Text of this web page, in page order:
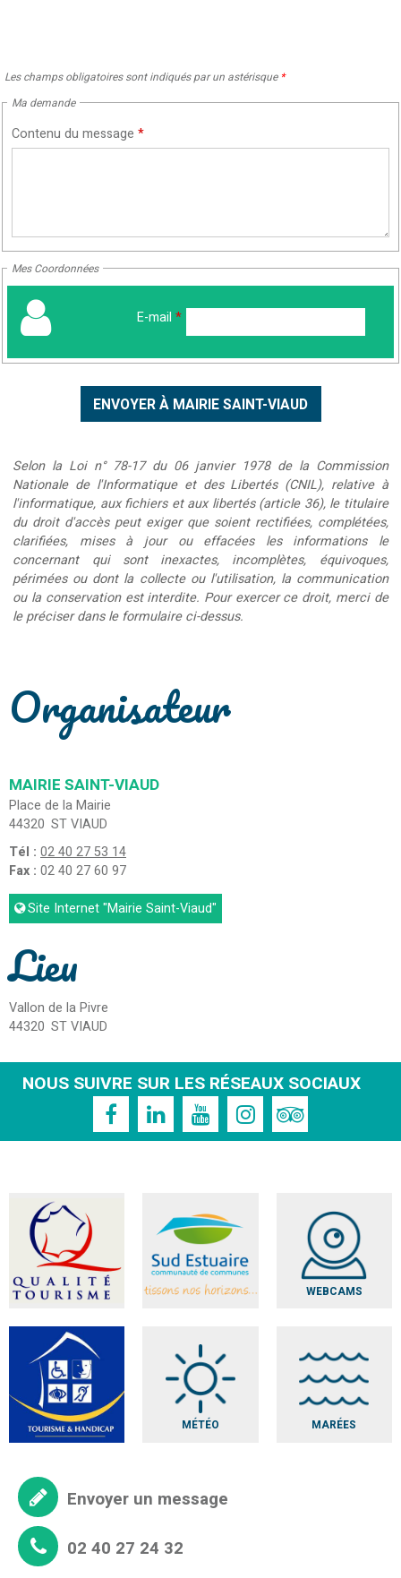
Les champs obligatoires sont indiqués par un astérisque *
Ma demande
Contenu du message *
Mes Coordonnées
E-mail *
Selon la Loi n° 78-17 du 06 janvier 1978 de la Commission
Nationale de l'Informatique et des Libertés (CNIL), relative à
l'informatique, aux fichiers et aux libertés (article 36), le titulaire
du droit d'accès peut exiger que soient rectifiées, complétées,
clarifiées, mises à jour ou effacées les informations le
concernant qui sont inexactes, incomplètes, équivoques,
périmées ou dont la collecte ou l'utilisation, la communication
ou la conservation est interdite. Pour exercer ce droit, merci de
le préciser dans le formulaire ci-dessus.
Organisateur
MAIRIE SAINT-VIAUD
Place de la Mairie
44320 ST VIAUD
Tél : 02 40 27 53 14
Fax : 02 40 27 60 97
Site Internet"Mairie Saint-Viaud"
Lieu
Vallon de la Pivre
44320 ST VIAUD
NOUS SUIVRE SUR LES RÉSEAUX SOCIAUX
WEBCAMS
MÉTÉO MARÉES
Envoyer un message
02 40 27 24 32